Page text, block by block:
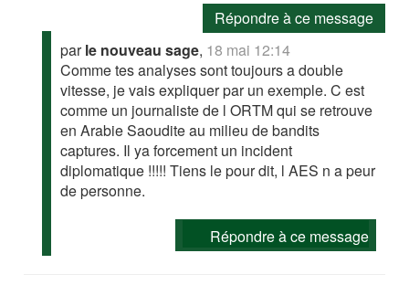
Répondre à ce message
parle nouveau sage, 18 mai 12:14
Comme tes analyses sont toujours a double
vitesse, je vais expliquer par un exemple. C est
comme un journaliste de l ORTM qui se retrouve
en Arabie Saoudite au milieu de bandits
captures. Il ya forcement un incident
diplomatique !!!!! Tiens le pour dit, l AES n a peur
de personne.
Répondre à ce message